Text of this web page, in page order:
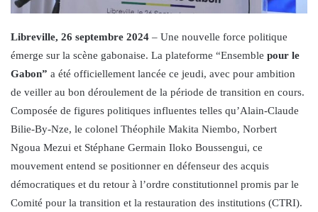
Libreville, 26 septembre 2024 – Une nouvelle force politique
émerge sur la scène gabonaise. La plateforme “Ensemble pour le
Gabon” a été officiellement lancée ce jeudi, avec pour ambition
de veiller au bon déroulement de la période de transition en cours.
Composée de figures politiques influentes telles qu’Alain-Claude
Bilie-By-Nze, le colonel Théophile Makita Niembo, Norbert
Ngoua Mezui et Stéphane Germain Iloko Boussengui, ce
mouvement entend se positionner en défenseur des acquis
démocratiques et du retour à l’ordre constitutionnel promis par le
Comité pour la transition et la restauration des institutions (CTRI).